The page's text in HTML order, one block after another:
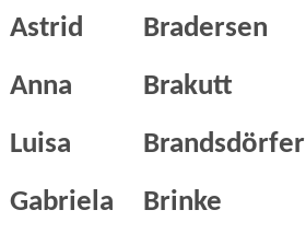
Astrid
Bradersen
Anna
Brakutt
Luisa
Brandsdörfer
Gabriela
Brinke